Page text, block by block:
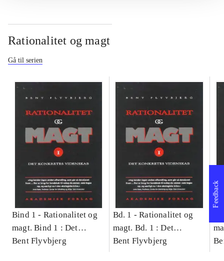
Rationalitet og magt
Gå til serien
Bind 1 - Rationalitet og
magt. Bind 1 : Det
konkretes videnskab
Bent Flyvbjerg
Bd. 1 -Rationalitet og
magt. Bd. 1 : Det
konkretes videnskab
Bent Flyvbjerg
Feedback